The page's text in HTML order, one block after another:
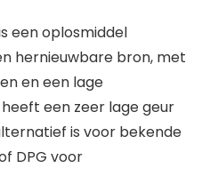
een oplosmiddel
hernieuwbare bron, met
en een lage
een zeer lage geur
is voor bekende
DPG voor